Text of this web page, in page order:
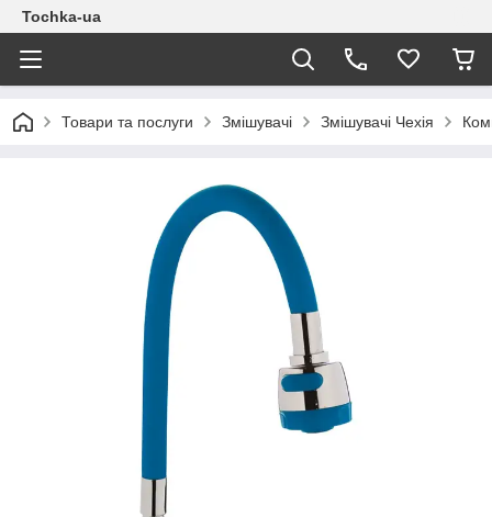
Tochka-ua
Товари та послуги Змішувачі Змішувачі Чехія